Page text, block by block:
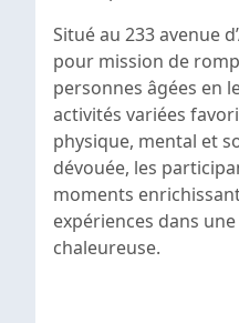
Situé au 233 avenue
pour mission de
personnes âgées en
activités variées
physique, mental et
dévouée, les
moments
expériences dans
chaleureuse.